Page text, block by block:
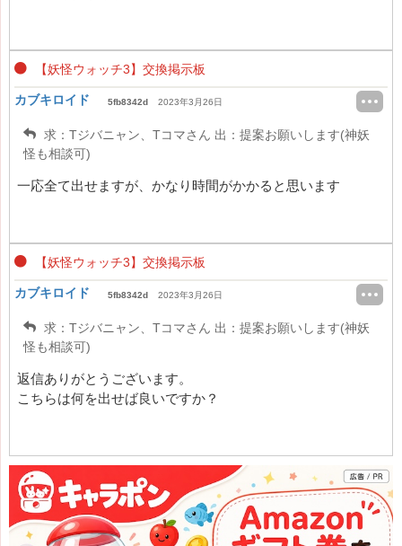
【妖怪ウォッチ3】交換掲示板
カブキロイド 5fb8342d 2023年3月26日
求：Tジバニャン、Tコマさん 出：提案お願いします(神妖
怪も相談可)
一応全て出せますが、かなり時間がかかると思います
【妖怪ウォッチ3】交換掲示板
カブキロイド 5fb8342d 2023年3月26日
求：Tジバニャン、Tコマさん 出：提案お願いします(神妖
怪も相談可)
返信ありがとうございます。
こちらは何を出せば良いですか？